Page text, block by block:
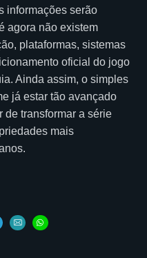
informações serão
agora não existem
plataformas, sistemas
oficial do jogo
Ainda assim, o simples
já estar tão avançado
de transformar a série
mais